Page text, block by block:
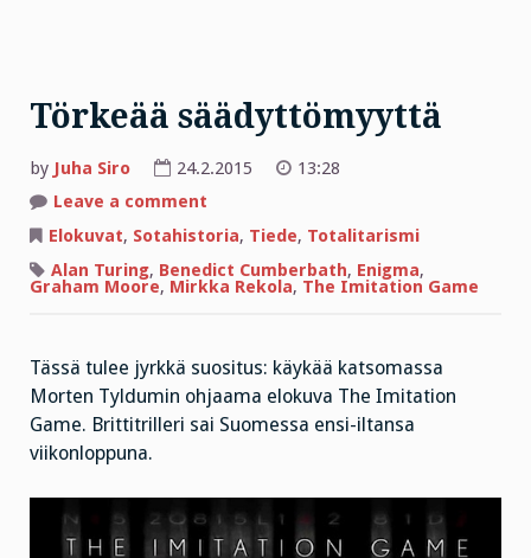
Törkeää säädyttömyyttä
by Juha Siro 24.2.2015
13:28
Leave a comment
säädyttömyyttä
Elokuvat, Sotahistoria, Tiede, Totalitarismi
Alan Turing, Benedict Cumberbath, Enigma,
Graham Moore, Mirkka Rekola, The Imitation Game
Tässä tulee jyrkkä suositus: käykää katsomassa
Morten Tyldumin ohjaama elokuva The Imitation
Game. Brittitrilleri sai Suomessa ensi-iltansa
viikonloppuna.